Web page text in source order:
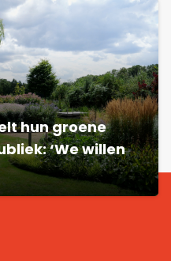
hun groene
‘We willen